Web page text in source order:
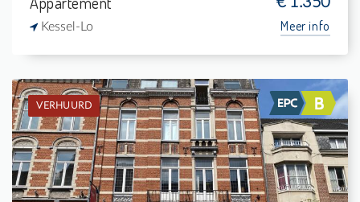
Kessel-Lo Meer info
VERHUURD
Verhuurd: Appartement